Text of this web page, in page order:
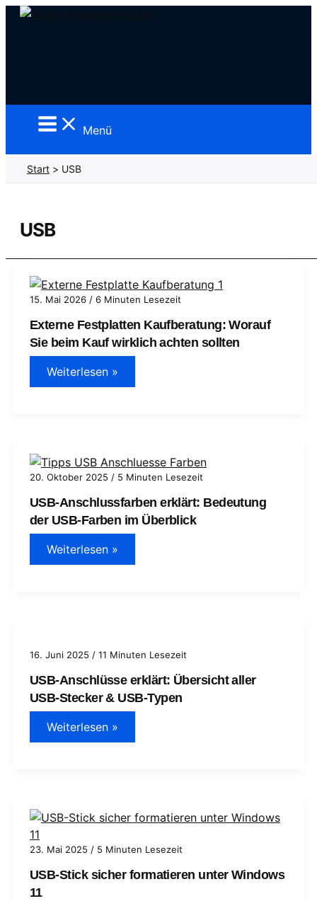
Zum
Menü
Start USB
USB
15. Mai 2026 / 6 Minuten Lesezeit
Externe Festplatten Kaufberatung: Worauf
Sie beim Kauf wirklich achten sollten
Externe
Festplatten
Kaufberatung:
achten
sollten
Weiterlesen »
20. Oktober 2025 / 5 Minuten Lesezeit
USB-Anschlussfarben erklärt: Bedeutung
der USB-Farben im Überblick
USB-
Anschlussfarben
erklärt:
Weiterlesen »
16. Juni 2025 / 11 Minuten Lesezeit
USB-Anschlüsse erklärt: Übersicht aller
USB-Stecker & USB-Typen
USB-
Anschlüsse
erklärt:
USB-
Typen
Weiterlesen »
23. Mai 2025 / 5 Minuten Lesezeit
USB-Stick sicher formatieren unter Windows
11